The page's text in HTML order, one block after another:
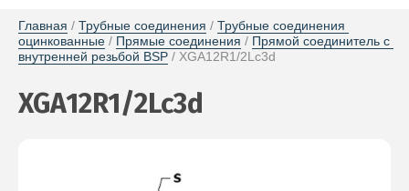
Главная / Трубные соединения / Трубные соединения
оцинкованные / Прямые соединения / Прямой соединитель с
внутренней резьбой BSP / XGA12R1/2Lc3d
XGA12R1/2Lc3d